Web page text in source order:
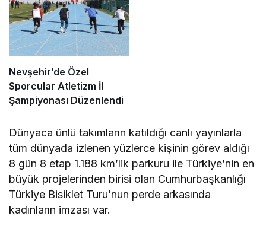
Nevşehir’de Özel
Sporcular Atletizm İl
Şampiyonası Düzenlendi
Dünyaca ünlü takımların katıldığı canlı yayınlarla
tüm dünyada izlenen yüzlerce kişinin görev aldığı
8 gün 8 etap 1.188 km’lik parkuru ile Türkiye’nin en
büyük projelerinden birisi olan Cumhurbaşkanlığı
Türkiye Bisiklet Turu’nun perde arkasında
kadınların imzası var.